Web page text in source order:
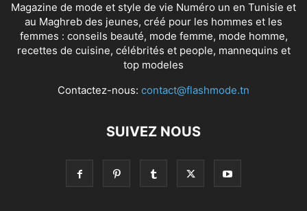
Magazine de mode et style de vie Numéro un en Tunisie et
au Maghreb des jeunes, créé pour les hommes et les
femmes : conseils beauté, mode femme, mode homme,
recettes de cuisine, célébrités et people, mannequins et
top modeles
Contactez-nous: contact@flashmode.tn
SUIVEZ NOUS